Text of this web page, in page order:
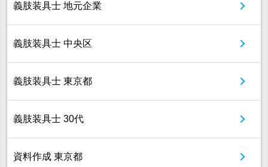
義肢装具士 地元企業
義肢装具士 中央区
義肢装具士 東京都
義肢装具士 30代
資料作成 東京都